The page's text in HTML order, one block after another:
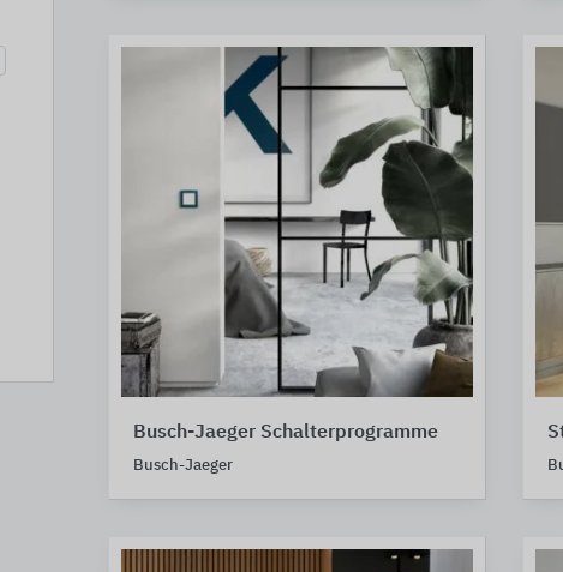
Busch-Jaeger Schalterprogramme
Busch-Jaeger